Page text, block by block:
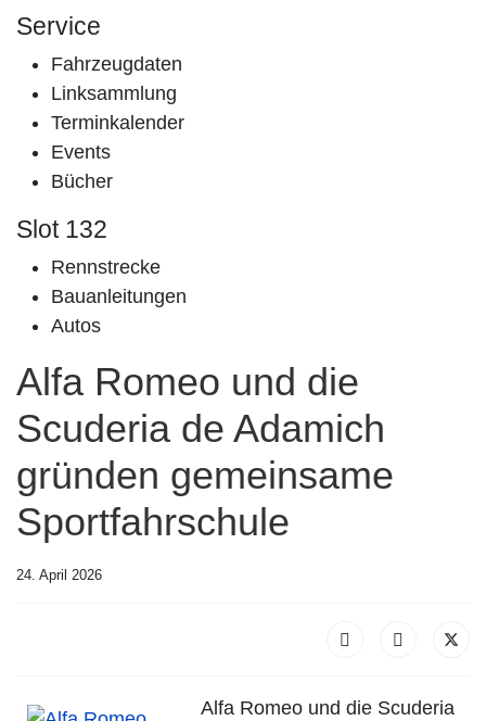
Service
Fahrzeugdaten
Linksammlung
Terminkalender
Events
Bücher
Slot 132
Rennstrecke
Bauanleitungen
Autos
Alfa Romeo und die
Scuderia de Adamich
gründen gemeinsame
Sportfahrschule
24. April 2026
Alfa Romeo und die Scuderia